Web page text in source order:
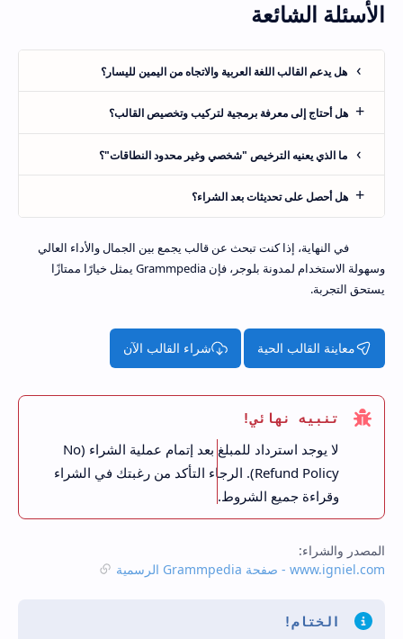
الأسئلة الشائعة
هل يدعم القالب اللغة العربية والاتجاه من اليمين لليسار؟
هل أحتاج إلى معرفة برمجية لتركيب وتخصيص القالب؟
ما الذي يعنيه الترخيص "شخصي وغير محدود النطاقات"؟
هل أحصل على تحديثات بعد الشراء؟
في النهاية، إذا كنت تبحث عن قالب يجمع بين الجمال والأداء العالي
وسهولة الاستخدام لمدونة بلوجر، فإن Grammpedia يمثل خيارًا ممتازًا
يستحق التجربة.
معاينة القالب الحية شراء القالب الآن
تنبيه نهائي!
لا يوجد استرداد للمبلغ بعد إتمام عملية الشراء (No
Refund Policy). الرجاء التأكد من رغبتك في الشراء
وقراءة جميع الشروط.
المصدر والشراء:
www.igniel.com - صفحة Grammpedia الرسمية
الختام!